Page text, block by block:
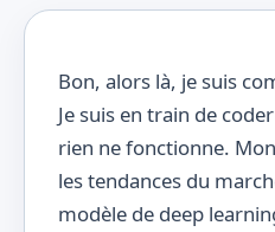
Bon, alors là, je suis
Je suis en train de
rien ne fonctionne.
les tendances du
modèle de deep